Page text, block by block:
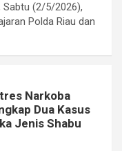
Sabtu (2/5/2026),
Polda Riau dan
Narkoba
Dua Kasus
Jenis Shabu